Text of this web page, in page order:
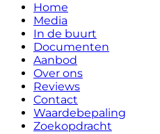
Home
Media
In de buurt
Documenten
Aanbod
Over ons
Reviews
Contact
Waardebepaling
Zoekopdracht